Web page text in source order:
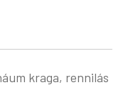
kraga, rennilás